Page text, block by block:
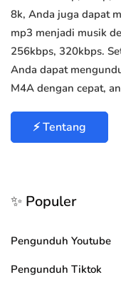
8k, Anda juga dapat
mp3 menjadi musik
256kbps, 320kbps.
Anda dapat
M4A dengan cepat,
⚡ Tentang
✨ Populer
Pengunduh Youtube
Pengunduh Tiktok